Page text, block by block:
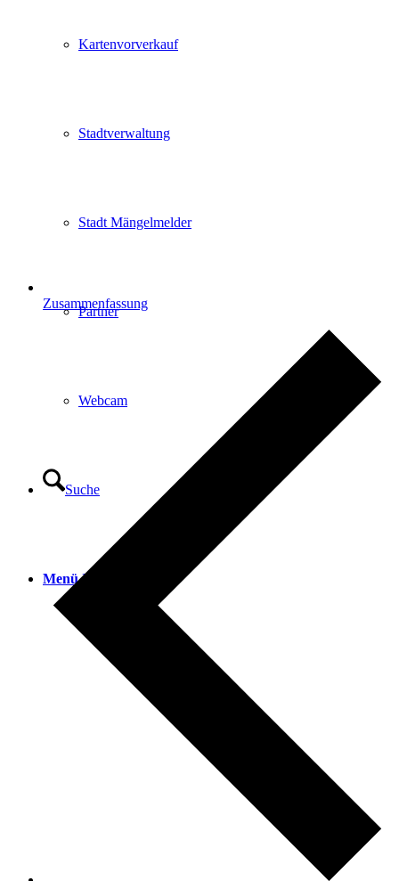
Kartenvorverkauf
Stadtverwaltung
Stadt Mängelmelder
Partner
Webcam
Suche
Menü Menü
Zusammenfassung